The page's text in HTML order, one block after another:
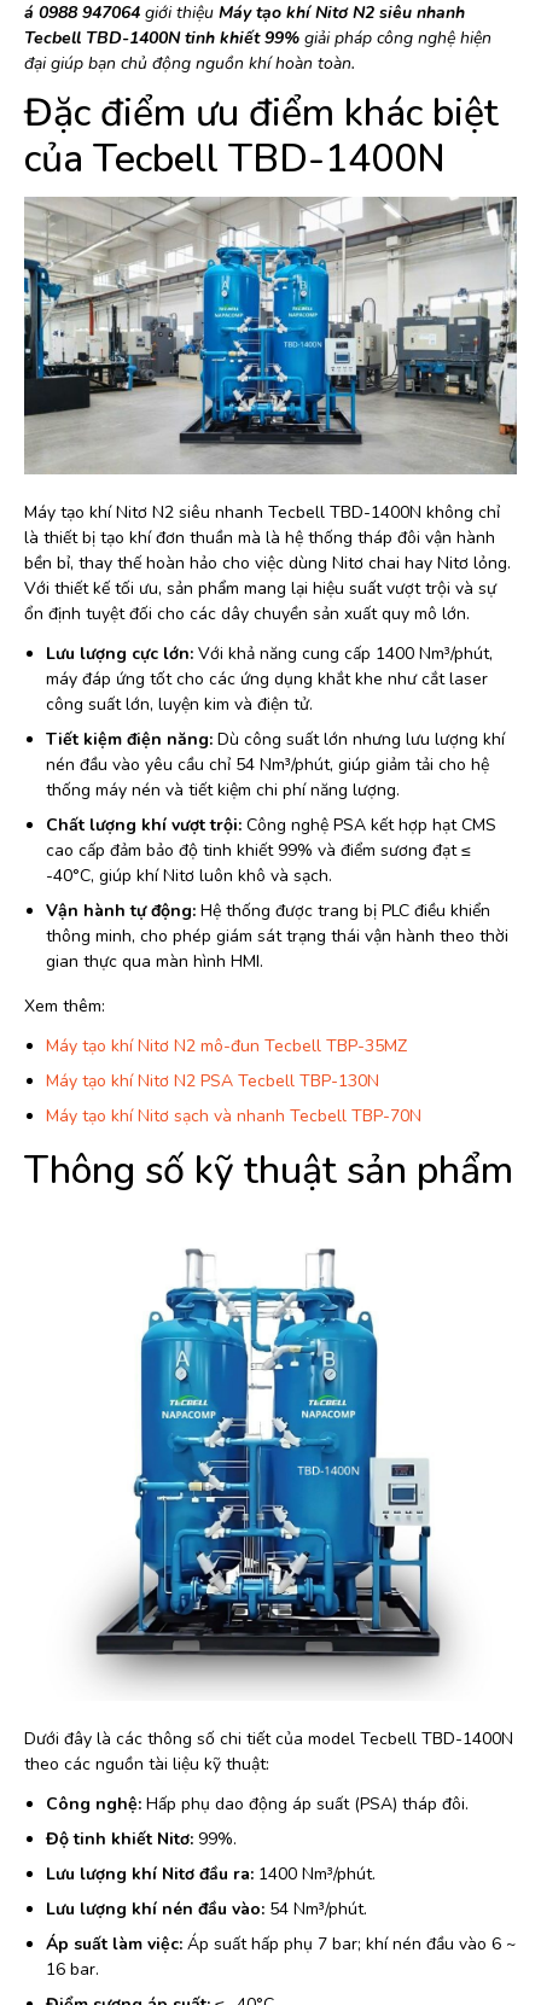
á 0988 947064 giới thiệu Máy tạo khí Nitơ N2 siêu nhanh
Tecbell TBD-1400N tinh khiết 99% giải pháp công nghệ hiện
đại giúp bạn chủ động nguồn khí hoàn toàn.
Đặc điểm ưu điểm khác biệt
của Tecbell TBD-1400N
Máy tạo khí Nitơ N2 siêu nhanh Tecbell TBD-1400N không chỉ
là thiết bị tạo khí đơn thuần mà là hệ thống tháp đôi vận hành
bền bỉ, thay thế hoàn hảo cho việc dùng Nitơ chai hay Nitơ lỏng.
Với thiết kế tối ưu, sản phẩm mang lại hiệu suất vượt trội và sự
ổn định tuyệt đối cho các dây chuyền sản xuất quy mô lớn.
Lưu lượng cực lớn: Với khả năng cung cấp 1400 Nm³/phút,
máy đáp ứng tốt cho các ứng dụng khắt khe như cắt laser
công suất lớn, luyện kim và điện tử.
Tiết kiệm điện năng: Dù công suất lớn nhưng lưu lượng khí
nén đầu vào yêu cầu chỉ 54 Nm³/phút, giúp giảm tải cho hệ
thống máy nén và tiết kiệm chi phí năng lượng.
Chất lượng khí vượt trội: Công nghệ PSA kết hợp hạt CMS
cao cấp đảm bảo độ tinh khiết 99% và điểm sương đạt ≤
-40°C, giúp khí Nitơ luôn khô và sạch.
Vận hành tự động: Hệ thống được trang bị PLC điều khiển
thông minh, cho phép giám sát trạng thái vận hành theo thời
gian thực qua màn hình HMI.
Xem thêm:
Máy tạo khí Nitơ N2 mô-đun Tecbell TBP-35MZ
Máy tạo khí Nitơ N2 PSA Tecbell TBP-130N
Máy tạo khí Nitơ sạch và nhanh Tecbell TBP-70N
Thông số kỹ thuật sản phẩm
Dưới đây là các thông số chi tiết của model Tecbell TBD-1400N
theo các nguồn tài liệu kỹ thuật:
Công nghệ: Hấp phụ dao động áp suất (PSA) tháp đôi.
Độ tinh khiết Nitơ: 99%.
Lưu lượng khí Nitơ đầu ra: 1400 Nm³/phút.
Lưu lượng khí nén đầu vào: 54 Nm³/phút.
Áp suất làm việc: Áp suất hấp phụ 7 bar; khí nén đầu vào 6 ~
16 bar.